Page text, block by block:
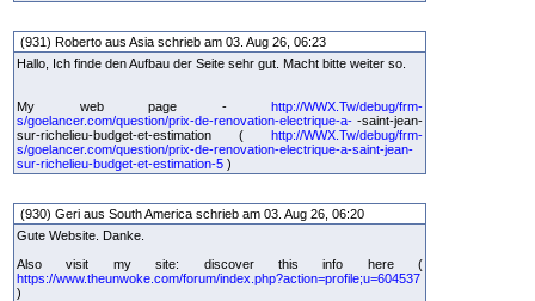
(931) Roberto aus Asia schrieb am 03. Aug 26, 06:23
Hallo, Ich finde den Aufbau der Seite sehr gut. Macht bitte weiter so.
My web page - http://WWX.Tw/debug/frm-
s/goelancer.com/question/prix-de-renovation-electrique-a- -saint-jean-
sur-richelieu-budget-et-estimation ( http://WWX.Tw/debug/frm-
s/goelancer.com/question/prix-de-renovation-electrique-a-saint-jean-
sur-richelieu-budget-et-estimation-5 )
(930) Geri aus South America schrieb am 03. Aug 26, 06:20
Gute Website. Danke.
Also visit my site: discover this info here (
https://www.theunwoke.com/forum/index.php?action=profile;u=604537
)